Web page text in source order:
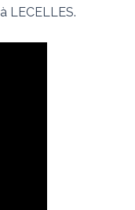
à LECELLES.